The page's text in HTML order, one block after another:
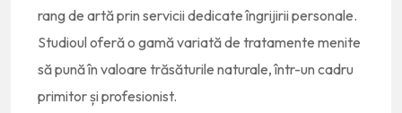
rang de artă prin servicii dedicate îngrijirii personale.
Studioul oferă o gamă variată de tratamente menite
să pună în valoare trăsăturile naturale, într-un cadru
primitor și profesionist.